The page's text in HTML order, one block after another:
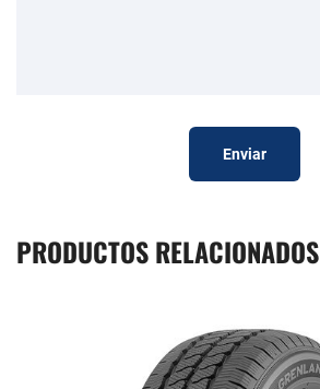
Enviar
PRODUCTOS RELACIONADOS